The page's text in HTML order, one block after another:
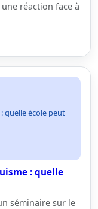
réaction face à
quelle école peut
: quelle
séminaire sur le